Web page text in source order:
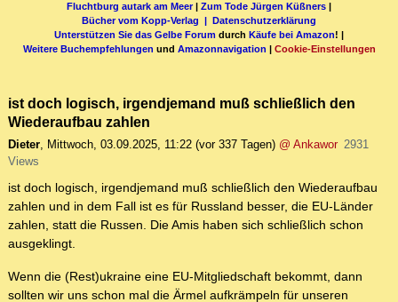
Fluchtburg autark am Meer| Zum Tode Jürgen Küßners |
Bücher vom Kopp-Verlag | Datenschutzerklärung
Unterstützen Sie das Gelbe Forum durch Käufe bei Amazon! |
Weitere Buchempfehlungen und Amazonnavigation | Cookie-Einstellungen
ist doch logisch, irgendjemand muß schließlich den
Wiederaufbau zahlen
Dieter, Mittwoch, 03.09.2025, 11:22 (vor 337 Tagen) @ Ankawor 2931
Views
ist doch logisch, irgendjemand muß schließlich den Wiederaufbau
zahlen und in dem Fall ist es für Russland besser, die EU-Länder
zahlen, statt die Russen. Die Amis haben sich schließlich schon
ausgeklingt.
Wenn die (Rest)ukraine eine EU-Mitgliedschaft bekommt, dann
sollten wir uns schon mal die Ärmel aufkrämpeln für unseren